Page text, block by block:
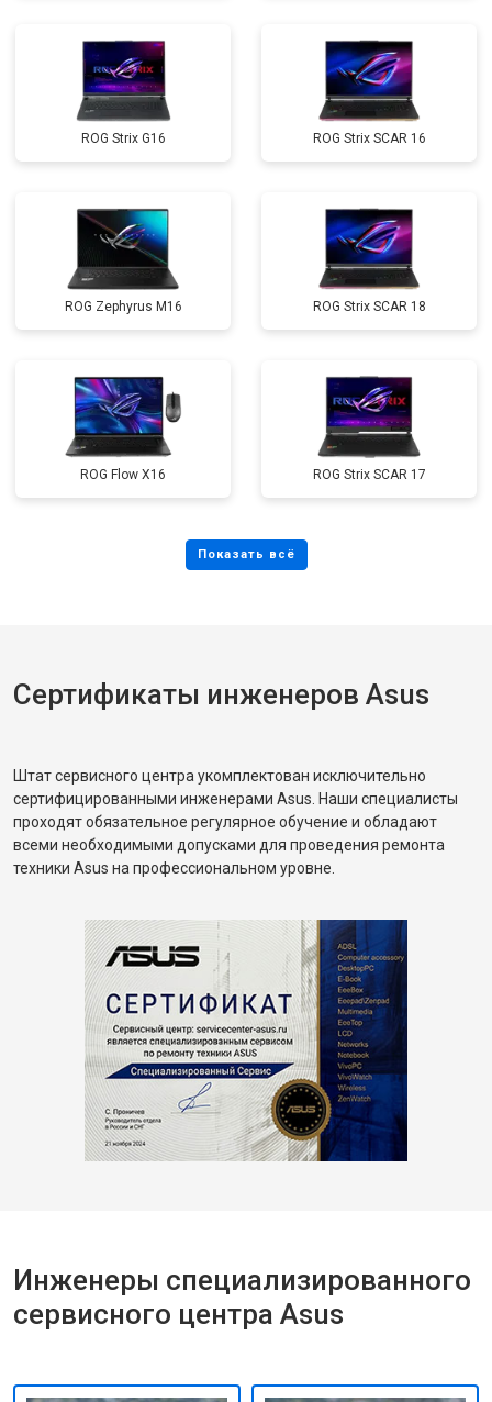
ROG Strix G16 ROG Strix SCAR 16
ROG Zephyrus M16 ROG Strix SCAR 18
ROG Flow X16 ROG Strix SCAR 17
Сертификаты инженеров Asus
Штат сервисного центра укомплектован исключительно
сертифицированными инженерами Asus. Наши специалисты
проходят обязательное регулярное обучение и обладают
всеми необходимыми допусками для проведения ремонта
техники Asus на профессиональном уровне.
Инженеры специализированного
сервисного центра Asus